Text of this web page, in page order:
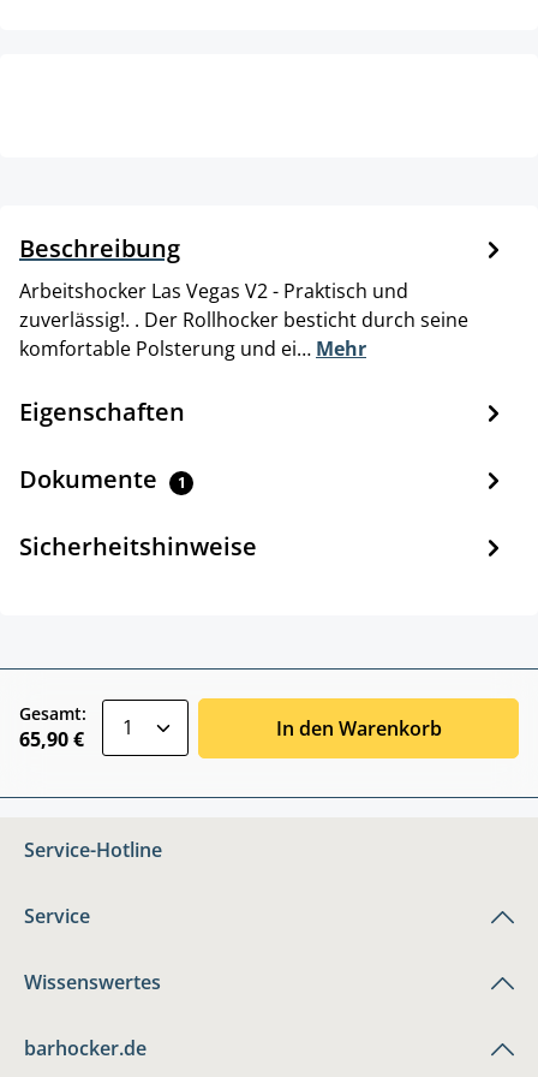
Beschreibung
Arbeitshocker Las Vegas V2 - Praktisch und
zuverlässig!. . Der Rollhocker besticht durch seine
komfortable Polsterung und ei… Mehr
Eigenschaften
Dokumente 1
Sicherheitshinweise
Gesamt:
65,90 € In den Warenkorb
Service-Hotline
Service
Wissenswertes
barhocker.de